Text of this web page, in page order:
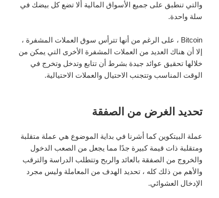
والتي تنطبق على جميع الأسواق المالية ألا تضع كل بيضك في
سلة واحدة.
Bitcoin ، على الرغم من أنها تترأس سوق العملات المشفرة ،
إلا أن هناك العديد من العملات المشفرة الأخرى التي يمكن من
خلالها تحقيق عوائد جيدة بشرط أن تتابع وتدخل وتخرج في
الوقت المناسب وتتجنب الاحتيال والعملات الاحتيالية.
تحديد الغرض من الصفقة
عملة البيتكوين كما أشرنا في بداية الموضوع هي عملة متقلبة
ومتقلبة ذات قيمة كبيرة جدًا مما يجعل من الصعب الدخول
والخروج من الصفقة بالعائد والربح وتتطلب الدراسة والترقب
والأهم من ذلك كله ، تحديد الهدف من المعاملة وليس مجرد
الإدخال العشوائي.